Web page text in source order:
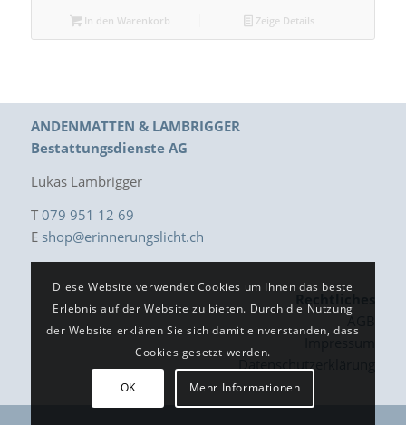
In den Warenkorb Zeige Details
ANDENMATTEN & LAMBRIGGER
Bestattungsdienste AG
Lukas Lambrigger
T 079 951 12 69
E shop@erinnerungslicht.ch
AGB
Datenschutzerklärung
Diese Website verwendet Cookies um Ihnen das beste
Erlebnis auf der Website zu bieten. Durch die Nutzung
der Website erklären Sie sich damit einverstanden, dass
Cookies gesetzt werden.
OK Mehr Informationen